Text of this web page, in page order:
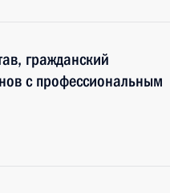
гражданский
с профессиональным